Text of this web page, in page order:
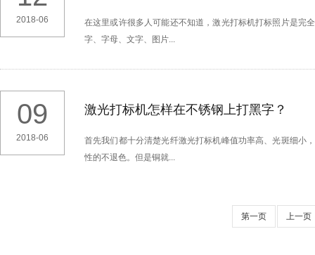
2018-06
在这里或许很多人可能还不知道，激光打标机打标照片是完
字、字母、文字、图片...
09
2018-06
激光打标机怎样在不锈钢上打黑字？
首先我们都十分清楚光纤激光打标机峰值功率高、光斑细小
性的不退色。但是铜就...
第一页 上一页